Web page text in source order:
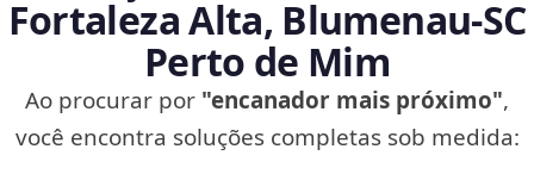
Fortaleza Alta, Blumenau‑SC
Perto de Mim
Ao procurar por "encanador mais próximo",
você encontra soluções completas sob medida: